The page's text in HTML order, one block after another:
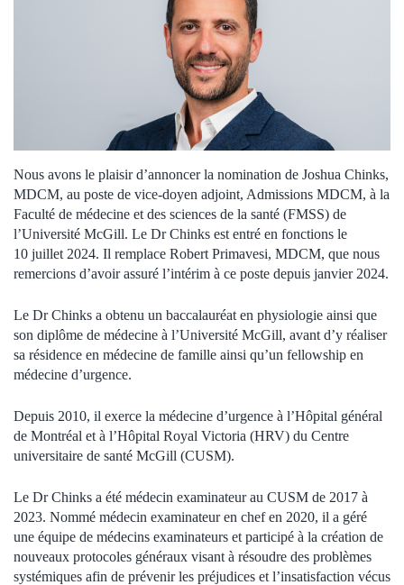
Nous avons le plaisir d’annoncer la nomination de Joshua Chinks,
MDCM, au poste de vice-doyen adjoint, Admissions MDCM, à la
Faculté de médecine et des sciences de la santé (FMSS) de
l’Université McGill. Le DrChinks est entré en fonctions le
10 juillet 2024. Il remplace Robert Primavesi, MDCM, que nous
remercions d’avoir assuré l’intérim à ce poste depuis janvier 2024.
Le DrChinks a obtenu un baccalauréat en physiologie ainsi que
son diplôme de médecine à l’Université McGill, avant d’y réaliser
sa résidence en médecine de famille ainsi qu’un fellowship en
médecine d’urgence.
Depuis 2010, il exerce la médecine d’urgence à l’Hôpital général
de Montréal et à l’Hôpital Royal Victoria (HRV) du Centre
universitaire de santé McGill (CUSM).
Le DrChinks a été médecin examinateur au CUSM de 2017 à
2023. Nommé médecin examinateur en chef en 2020, il a géré
une équipe de médecins examinateurs et participé à la création de
nouveaux protocoles généraux visant à résoudre des problèmes
systémiques afin de prévenir les préjudices et l’insatisfaction vécus